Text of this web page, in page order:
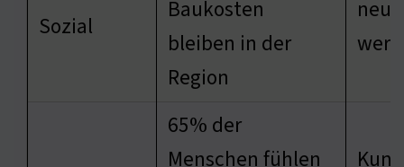
Sozial
Baukosten
bleiben in der
Region
65% der
Menschen fühlen